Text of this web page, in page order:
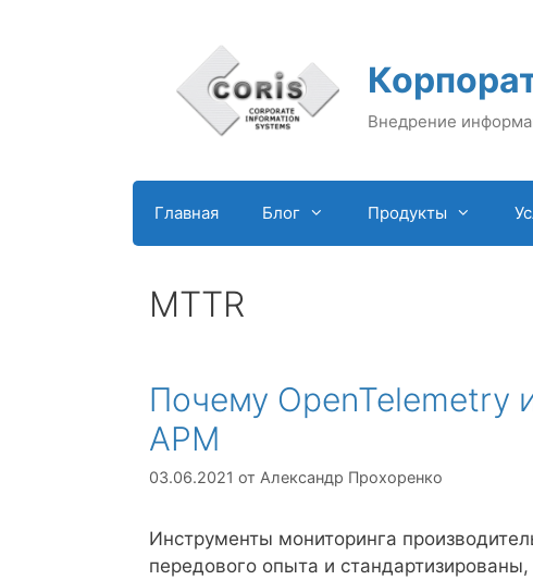
Внедрение
Главная Блог Продукты
MTTR
Почему OpenTelemetry
APM
03.06.2021 от Александр Прохоренко
Инструменты мониторинга
передового опыта и